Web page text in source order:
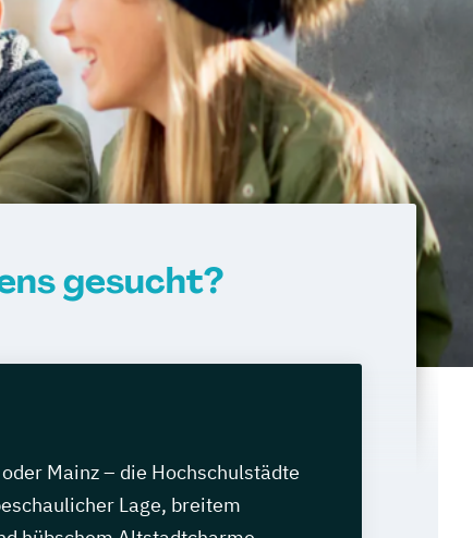
gesucht?
Mainz – die Hochschulstädte
Lage, breitem